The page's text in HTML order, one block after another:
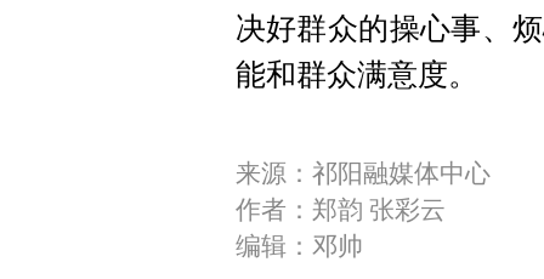
决好群众的操心事、
能和群众满意度。
来源：祁阳融媒体中心
作者：郑韵 张彩云
编辑：邓帅